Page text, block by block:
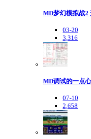
MD梦幻模拟战2
03-20
3,316
MD调试的一点
07-10
2,658